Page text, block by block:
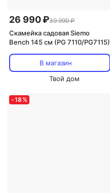
26 990 ₽39 990 ₽
Скамейка садовая Siemo
Bench 145 см (PG 7110/PG7115)
В магазин
Твой дом
-18 %